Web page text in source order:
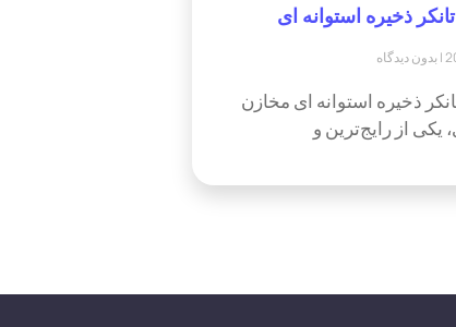
ذخیره استوانه ای
بدون دیدگاه
ذخیره استوانه ای مخازن
یکی از رایج‌ترین و